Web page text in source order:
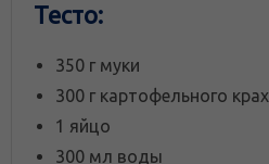
Тесто:
350 г муки
300 г картофельного
1 яйцо
300 мл воды